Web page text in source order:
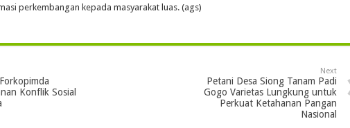
perkembangan kepada masyarakat luas. (ags)
Konflik Sosial
Next
Petani Desa Siong Tanam Padi
Gogo Varietas Lungkung untuk
Perkuat Ketahanan Pangan
Nasional